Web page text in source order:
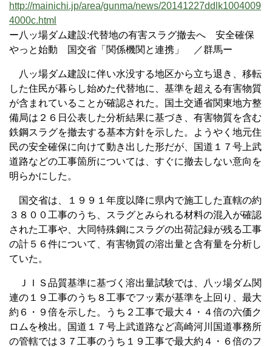
http://mainichi.jp/area/gunma/news/20141227ddlk1004009
4000c.html
ー八ッ場ダム建設:代替地の有害スラグ撤去へ 安全確保
やっと始動 国交省「関係機関と連携」 ／群馬ー
八ッ場ダム建設に伴い水没する地区から立ち退き、移転
した住民が暮らし始めた代替地に、基準を超える有害物質
が含まれていることが確認された。国土交通省関東地方整
備局は２６日公表した分析結果に基づき、有害物質を含む
鉄鋼スラグを撤去する基本方針を示した。ようやく地元住
民の安全確保に向けて動き出した形だが、国道１７号上武
道路などの工事箇所については、すぐに撤去しない意向を
明らかにした。
国交省は、１９９１年度以降に県内で施工した直轄の約
３８００工事のうち、スラグとみられる材料の混入が確認
された工事や、大同特殊鋼にスラグの出荷記録が残る工事
の計５６件について、有害物質の溶出量と含有量を分析し
ていた。
ＪＩＳ品質基準に基づく溶出量試験では、八ッ場ダム関
連の１９工事のうち８工事でフッ素が基準を上回り、最大
約６・９倍を示した。うち２工事で最大４・４倍の六価ク
ロムを検出。国道１７号上武道路など高崎河川国道事務所
の管轄では３７工事のうち１９工事で最大約４・６倍のフ